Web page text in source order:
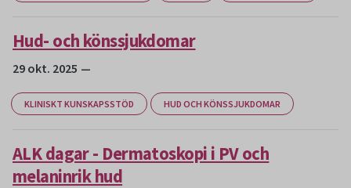
Hud- och könssjukdomar
29 okt. 2025
KLINISKT KUNSKAPSSTÖD HUD OCH KÖNSSJUKDOMAR
ALK dagar - Dermatoskopi i PV och
melaninrik hud